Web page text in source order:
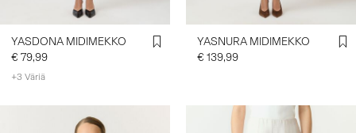
YASDONA MIDIMEKKO
€ 79,99
+3 Väriä
YASNURA MIDIMEKKO
€ 139,99